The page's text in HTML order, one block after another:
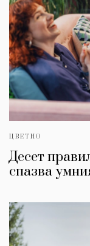
ЦВЕТНО
Десет
спазва